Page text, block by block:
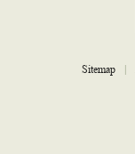
Sitemap |